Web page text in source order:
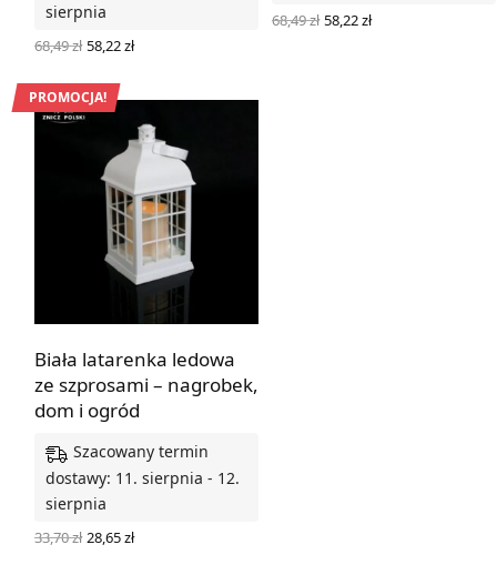
sierpnia
68,49zł Pierwotna
cena
wynosiła:
68,49 zł.
58,22złAktualna
58,22 zł.
68,49zł Pierwotna
cena
58,22złAktualna
PROMOCJA!
Biała latarenka ledowa
ze szprosami – nagrobek,
dom i ogród
Szacowany termin
dostawy: 11. sierpnia - 12.
sierpnia
33,70zł Pierwotna
cena
28,65złAktualna